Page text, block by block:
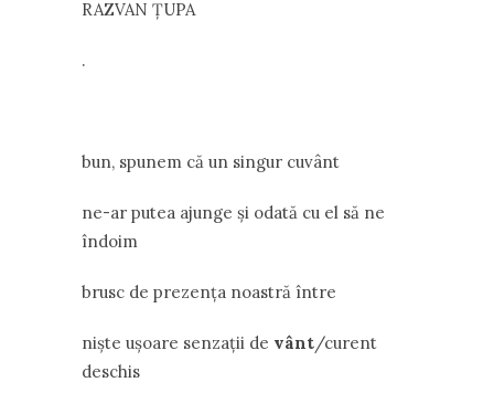
RAZVAN ŢUPA
.
bun, spunem că un singur cuvânt
ne-ar putea ajunge şi odată cu el să ne
îndoim
brusc de prezenţa noastră între
nişte uşoare senzaţii de vânt/curent
deschis